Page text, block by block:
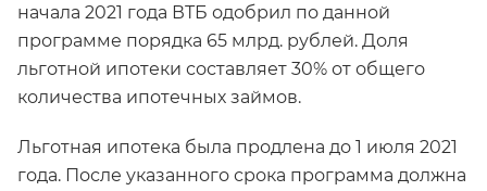
начала 2021 года ВТБ одобрил по данной
программе порядка 65 млрд. рублей. Доля
льготной ипотеки составляет 30% от общего
количества ипотечных займов.
Льготная ипотека была продлена до 1 июля 2021
года. После указанного срока программа должна